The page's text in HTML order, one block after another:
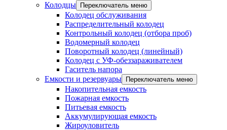
Колодцы
Переключатель меню
Колодец обслуживания
Распределительный колодец
Контрольный колодец (отбора проб)
Водомерный колодец
Поворотный колодец (линейный)
Колодец с УФ-обеззараживателем
Гаситель напора
Емкости и резервуары
Переключатель меню
Накопительная емкость
Пожарная емкость
Питьевая емкость
Аккумулирующая емкость
Жироуловитель